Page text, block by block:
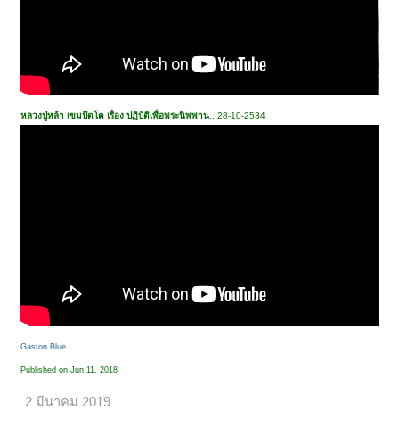
หลวงปู่หล้า เขมปัตโต เรื่อง ปฏิบัติเพื่อพระนิพพาน...28-10-2534
Gaston Blue
Published on Jun 11, 2018
2 มีนาคม 2019